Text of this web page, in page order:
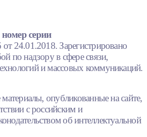
серии
24.01.2018. Зарегистрировано
по надзору в сфере связи,
и массовых коммуникаций.
опубликованные на сайте,
с российским и
об интеллектуальной